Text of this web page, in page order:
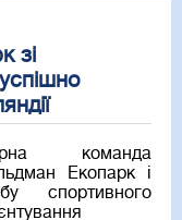
зі
команда
Екопарк і
спортивного